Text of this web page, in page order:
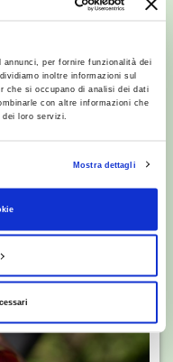
per fornire funzionalità dei
inoltre informazioni sul
che si occupano di analisi dei dati
con altre informazioni che
loro servizi.
Mostra dettagli
si